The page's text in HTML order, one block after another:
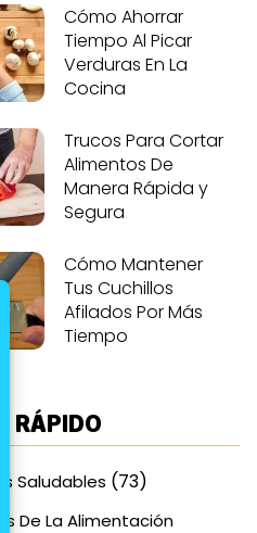
Cómo Ahorrar
Tiempo Al Picar
Verduras En La
Cocina
Trucos Para Cortar
Alimentos De
Manera Rápida y
Segura
Cómo Mantener
Tus Cuchillos
Afilados Por Más
Tiempo
RÁPIDO
Saludables (73)
De La Alimentación